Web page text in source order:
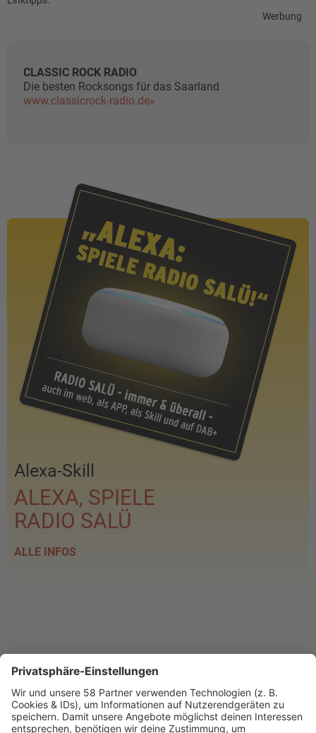
Werbung
CLASSIC ROCK RADIO
Die besten Rocksongs für das Saarland
www.classicrock-radio.de»
Alexa-Skill
ALEXA, SPIELE
RADIO SALÜ
ALLE INFOS
PROGRAMM
Webstream